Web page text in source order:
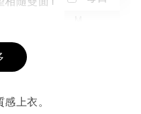
-
上衣。